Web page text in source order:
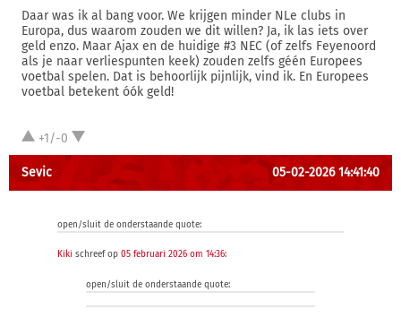
Daar was ik al bang voor. We krijgen minder NLe clubs in
Europa, dus waarom zouden we dit willen? Ja, ik las iets over
geld enzo. Maar Ajax en de huidige #3 NEC (of zelfs Feyenoord
als je naar verliespunten keek) zouden zelfs géén Europees
voetbal spelen. Dat is behoorlijk pijnlijk, vind ik. En Europees
voetbal betekent óók geld!
+1/-0
Sevic 05-02-2026 14:41:40
open/sluit de onderstaande quote:
Kiki schreef op 05 februari 2026 om 14:36:
open/sluit de onderstaande quote: